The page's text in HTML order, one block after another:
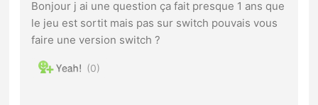
Bonjour j ai une question ça fait presque 1 ans que
le jeu est sortit mais pas sur switch pouvais vous
faire une version switch ?
0